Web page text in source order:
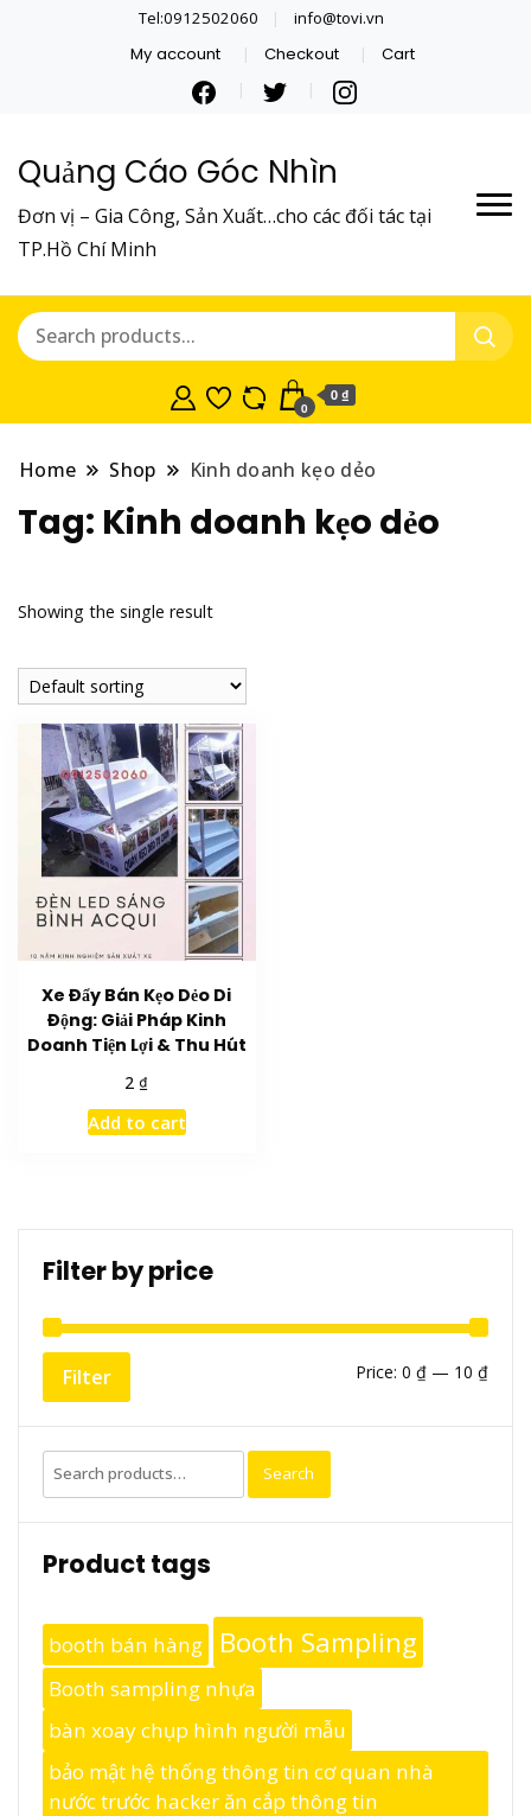
Tel:0912502060 info@tovi.vn
My account Checkout Cart
Quảng Cáo Góc Nhìn
Đơn vị – Gia Công, Sản Xuất…cho các đối tác tại
TP.Hồ Chí Minh
0
0 ₫
Home Shop Kinh doanh kẹo dẻo
Tag: Kinh doanh kẹo dẻo
Showing the single result
Xe Đẩy Bán Kẹo Dẻo Di
Động: Giải Pháp Kinh
Doanh Tiện Lợi & Thu Hút
2 ₫
Add to cart
Filter by price
Min
Max
Filter Price: 0 ₫ — 10 ₫
Search
for:
Search
Product tags
booth bán hàng Booth Sampling
Booth sampling nhựa
bàn xoay chụp hình người mẫu
bảo mật hệ thống thông tin cơ quan nhà
nước trước hacker ăn cắp thông tin